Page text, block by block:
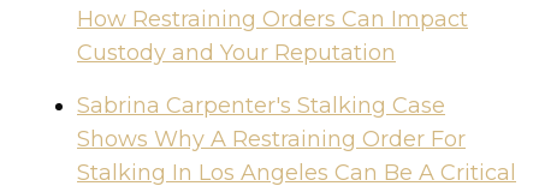
How Restraining Orders Can Impact
Custody and Your Reputation
Sabrina Carpenter's Stalking Case
Shows Why A Restraining Order For
Stalking In Los Angeles Can Be A Critical